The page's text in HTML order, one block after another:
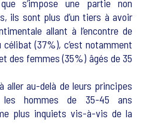
s’impose une partie non
ils sont plus d’un tiers à avoir
allant à l’encontre de
(37%), c’est notamment
des femmes (35%) âgés de 35
aller au-delà de leurs principes
hommes de 35-45 ans
plus inquiets vis-à-vis de la